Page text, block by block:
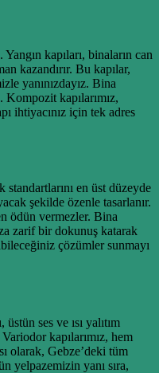
kapıları, binaların can
kazandırır. Bu kapılar,
yanınızdayız. Bina
kapılarımız,
ihtiyacınız için tek adres
en üst düzeyde
şekilde özenle tasarlanır.
ödün vermezler. Bina
zarif bir dokunuş katarak
çözümler sunmayı
ses ve ısı yalıtım
kapılarımız, hem
olarak, Gebze’deki tüm
yelpazemizin yanı sıra,